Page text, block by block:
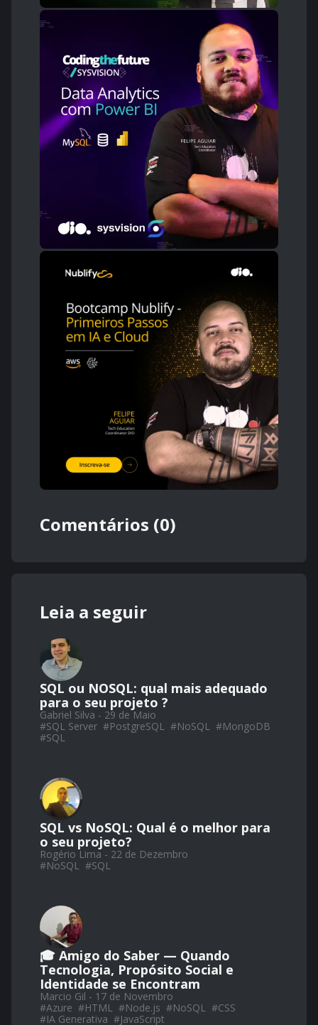
Comentários (0)
Leia a seguir
SQL ou NOSQL: qual mais adequado
para o seu projeto ?
Gabriel Silva - 29 de Maio
#SQL Server #PostgreSQL #NoSQL #MongoDB
#SQL
SQL vs NoSQL: Qual é o melhor para
o seu projeto?
Rogério Lima - 22 de Dezembro
#NoSQL #SQL
🎓 Amigo do Saber — Quando
Tecnologia, Propósito Social e
Identidade se Encontram
Marcio Gil - 17 de Novembro
#Azure #HTML #Node.js #NoSQL #CSS
#IA Generativa #JavaScript